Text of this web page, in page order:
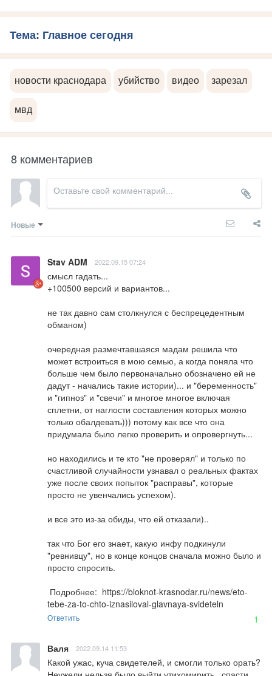
Тема: Главное сегодня
новости краснодара убийство видео зарезал
мвд
8 комментариев
Новые
Stav ADM 2022.09.15 07:24
смысл гадать...
+100500 версий и вариантов...
не так давно сам столкнулся с беспрецедентным
обманом)
очередная размечтавшаяся мадам решила что
может встроиться в мою семью, а когда поняла что
больше чем было первоначально обозначено ей не
дадут - начались такие истории)... и "беременность"
и "гипноз" и "свечи" и многое многое включая
сплетни, от наглости составления которых можно
только обалдевать))) потому как все что она
придумала было легко проверить и опровергнуть...
но находились и те кто "не проверял" и только по
счастливой случайности узнавал о реальных фактах
уже после своих попыток "расправы", которые
просто не увенчались успехом).
и все это из-за обиды, что ей отказали)..
так что Бог его знает, какую инфу подкинули
"ревнивцу", но в конце концов сначала можно было и
просто спросить.
Подробнее: https://bloknot-krasnodar.ru/news/eto-
tebe-za-to-chto-iznasiloval-glavnaya-svideteln
Ответить 1
Валя 2022.09.14 11:53
Какой ужас, куча свидетелей, и смогли только орать?